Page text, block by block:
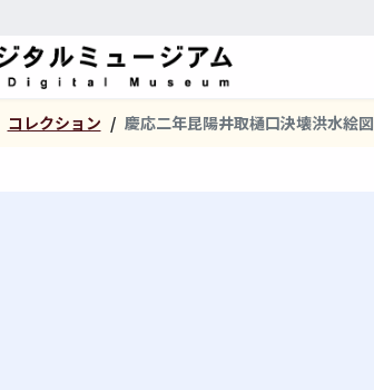
コレクション / 慶応二年昆陽井取樋口決壊洪水絵図